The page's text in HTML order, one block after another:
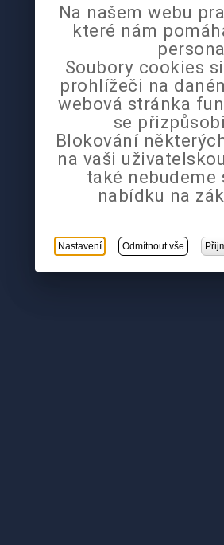
Na našem webu
které nám
Soubory cookies
prohlížeči na
webová stránka
se
Blokování
na vaši
také
nabídku na
Nastavení Odmítnout vše